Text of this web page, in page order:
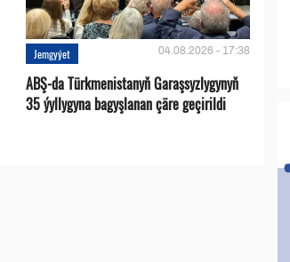
Jemgyýet 04.08.2026 - 17:38
ABŞ-da Türkmenistanyň Garaşsyzlygynyň
35 ýyllygyna bagyşlanan çäre geçirildi